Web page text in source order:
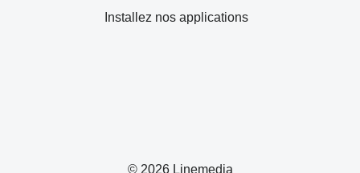
© 2026 Linemedia
Installez nos applications